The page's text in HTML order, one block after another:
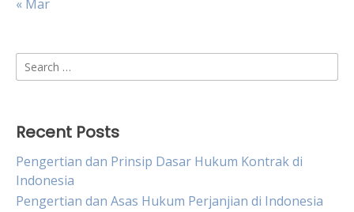
« Mar
Search
for:
Recent Posts
Pengertian dan Prinsip Dasar Hukum Kontrak di
Indonesia
Pengertian dan Asas Hukum Perjanjian di Indonesia